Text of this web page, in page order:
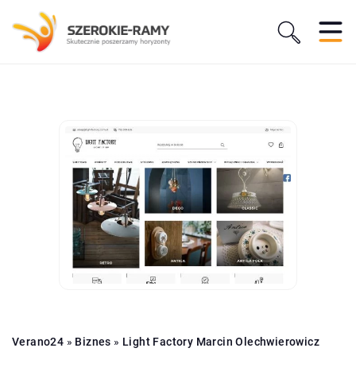
Verano24 » Biznes » Light Factory Marcin Olechwierowicz